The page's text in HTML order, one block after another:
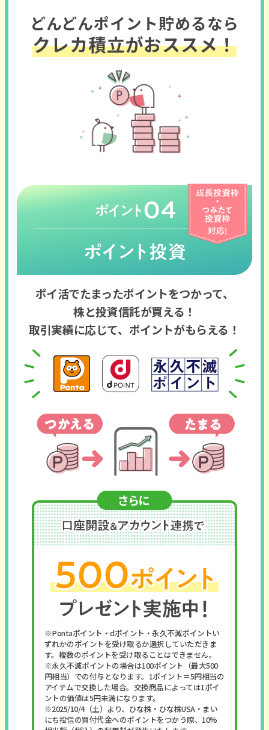
どんどんポイント貯めるなら
クレカ積立がおススメ！
ポイ活でたまったポイントをつかって、
株と投資信託が買える！
取引実績に応じて、ポイントがもらえる！
※Pontaポイント・dポイント・永久不滅ポイントい
ずれかのポイントを受け取るか選択していただきま
す。複数のポイントを受け取ることはできません。
※永久不滅ポイントの場合は100ポイント（最大500
円相当）での付与となります。1ポイント＝5円相当の
アイテムで交換した場合。交換商品によっては1ポイ
ントの価値は5円未満になります。
※2025/10/4（土）より、ひな株・ひな株USA・まい
にち投信の買付代金へのポイントをつかう際、10%